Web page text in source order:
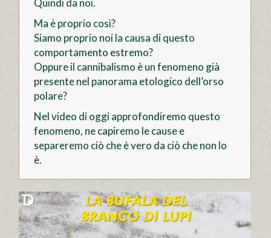
Quindi da noi.
Ma è proprio così?
Siamo proprio noi la causa di questo
comportamento estremo?
Oppure il cannibalismo è un fenomeno già
presente nel panorama etologico dell’orso
polare?
Nel video di oggi approfondiremo questo
fenomeno, ne capiremo le cause e
separeremo ciò che è vero da ciò che non lo
è.